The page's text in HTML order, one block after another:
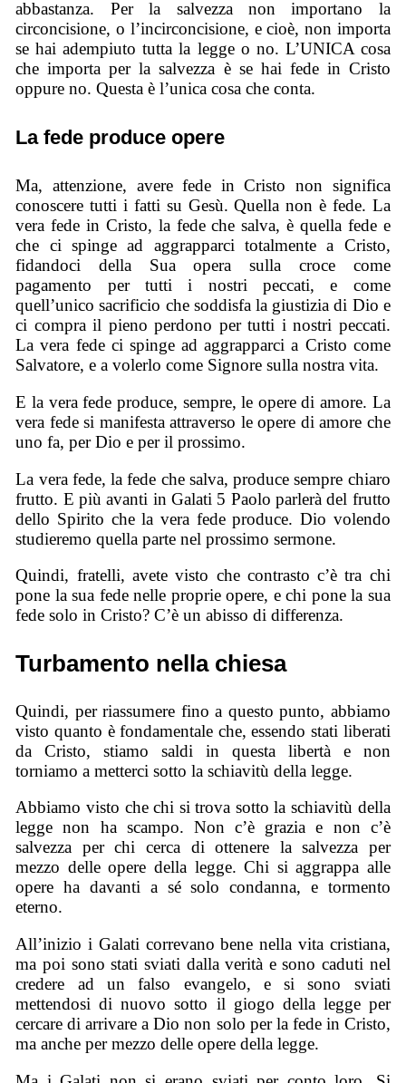
abbastanza. Per la salvezza non importano la
circoncisione, o l’incirconcisione, e cioè, non importa
se hai adempiuto tutta la legge o no. L’UNICA cosa
che importa per la salvezza è se hai fede in Cristo
oppure no. Questa è l’unica cosa che conta.
La fede produce opere
Ma, attenzione, avere fede in Cristo non significa
conoscere tutti i fatti su Gesù. Quella non è fede. La
vera fede in Cristo, la fede che salva, è quella fede e
che ci spinge ad aggrapparci totalmente a Cristo,
fidandoci della Sua opera sulla croce come
pagamento per tutti i nostri peccati, e come
quell’unico sacrificio che soddisfa la giustizia di Dio e
ci compra il pieno perdono per tutti i nostri peccati.
La vera fede ci spinge ad aggrapparci a Cristo come
Salvatore, e a volerlo come Signore sulla nostra vita.
E la vera fede produce, sempre, le opere di amore. La
vera fede si manifesta attraverso le opere di amore che
uno fa, per Dio e per il prossimo.
La vera fede, la fede che salva, produce sempre chiaro
frutto. E più avanti in Galati 5 Paolo parlerà del frutto
dello Spirito che la vera fede produce. Dio volendo
studieremo quella parte nel prossimo sermone.
Quindi, fratelli, avete visto che contrasto c’è tra chi
pone la sua fede nelle proprie opere, e chi pone la sua
fede solo in Cristo? C’è un abisso di differenza.
Turbamento nella chiesa
Quindi, per riassumere fino a questo punto, abbiamo
visto quanto è fondamentale che, essendo stati liberati
da Cristo, stiamo saldi in questa libertà e non
torniamo a metterci sotto la schiavitù della legge.
Abbiamo visto che chi si trova sotto la schiavitù della
legge non ha scampo. Non c’è grazia e non c’è
salvezza per chi cerca di ottenere la salvezza per
mezzo delle opere della legge. Chi si aggrappa alle
opere ha davanti a sé solo condanna, e tormento
eterno.
All’inizio i Galati correvano bene nella vita cristiana,
ma poi sono stati sviati dalla verità e sono caduti nel
credere ad un falso evangelo, e si sono sviati
mettendosi di nuovo sotto il giogo della legge per
cercare di arrivare a Dio non solo per la fede in Cristo,
ma anche per mezzo delle opere della legge.